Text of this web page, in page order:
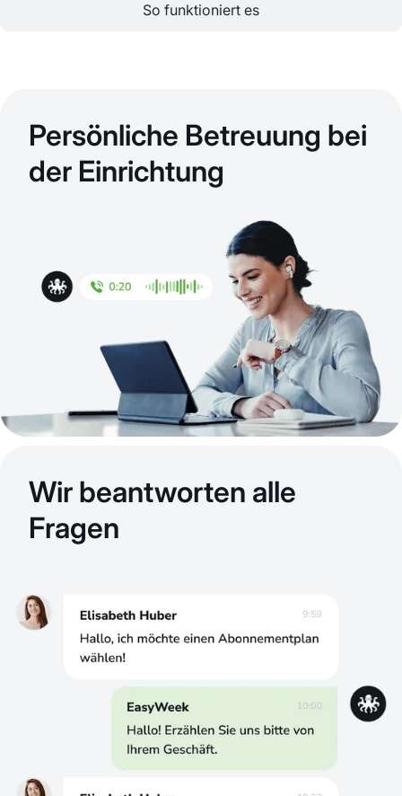
So funktioniert es
Persönliche Betreuung bei
der Einrichtung
Wir beantworten alle
Fragen